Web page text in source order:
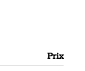
Prix